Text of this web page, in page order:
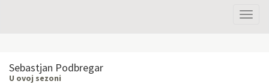
Sebastjan Podbregar
U ovoj sezoni